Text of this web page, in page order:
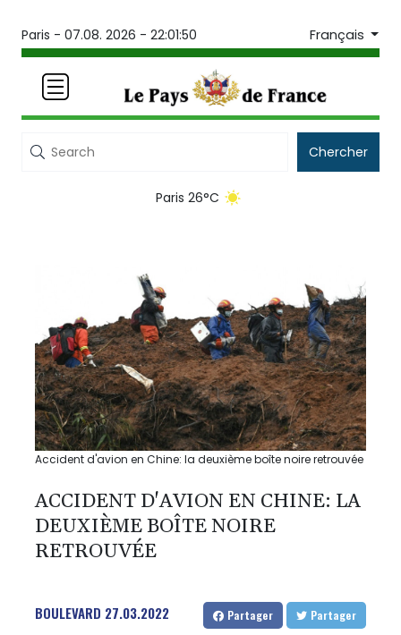
Paris - 07.08. 2026 - 22:01:50 Français
Chercher
Paris 26°C
Accident d'avion en Chine: la deuxième boîte noire retrouvée
ACCIDENT D'AVION EN CHINE: LA
DEUXIÈME BOÎTE NOIRE
RETROUVÉE
BOULEVARD 27.03.2022 Partager Partager